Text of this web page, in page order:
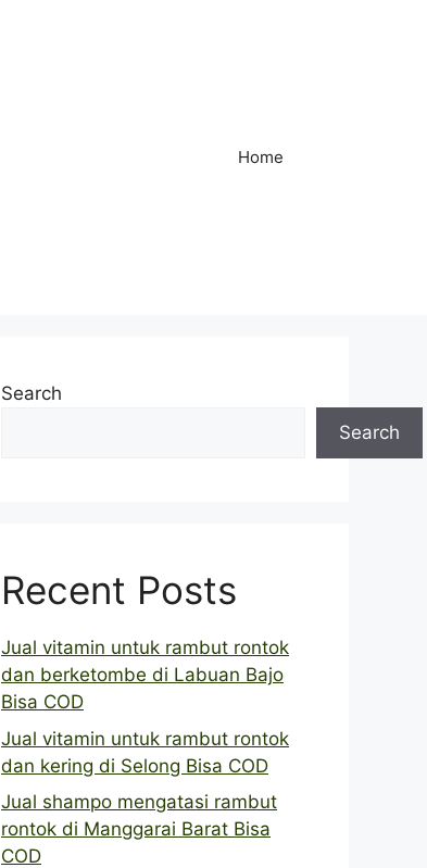
Home
Search
Search
Recent Posts
Jual vitamin untuk rambut rontok
dan berketombe di Labuan Bajo
Bisa COD
Jual vitamin untuk rambut rontok
dan kering di Selong Bisa COD
Jual shampo mengatasi rambut
rontok di Manggarai Barat Bisa
COD